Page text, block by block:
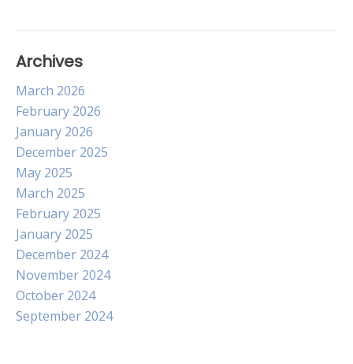
Archives
March 2026
February 2026
January 2026
December 2025
May 2025
March 2025
February 2025
January 2025
December 2024
November 2024
October 2024
September 2024